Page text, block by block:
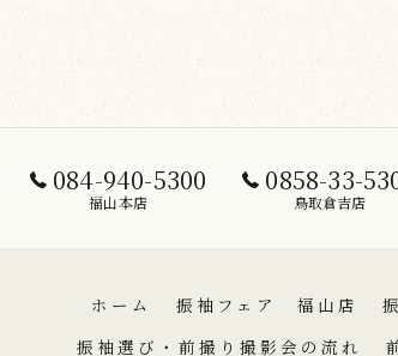
084-940-5300
福山本店
0858-33-
鳥取倉吉店
ホーム 振袖フェア 福山店
振袖選び・前撮り撮影会の流れ